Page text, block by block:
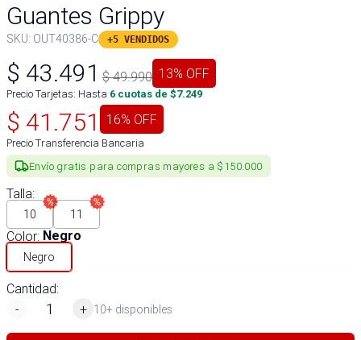
Guantes Grippy
SKU: OUT40386-C +5 VENDIDOS
$ 43.491 $49.990 13% OFF
Precio Tarjetas: Hasta 6 cuotas de $7.249
$ 41.751 16% OFF
Precio Transferencia Bancaria
Envío gratis para compras mayores a $150.000
Talla:
10 11
Color: Negro
Negro
Cantidad:
-
+ 10+ disponibles